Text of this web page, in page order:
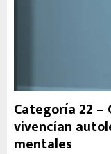
Categoría 22 –
vivencían
mentales